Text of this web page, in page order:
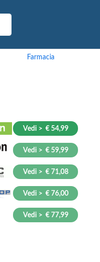
Farmacia
Vedi > € 54,99
Vedi > € 59,99
Vedi > € 71,08
Vedi > € 76,00
Vedi > € 77,99